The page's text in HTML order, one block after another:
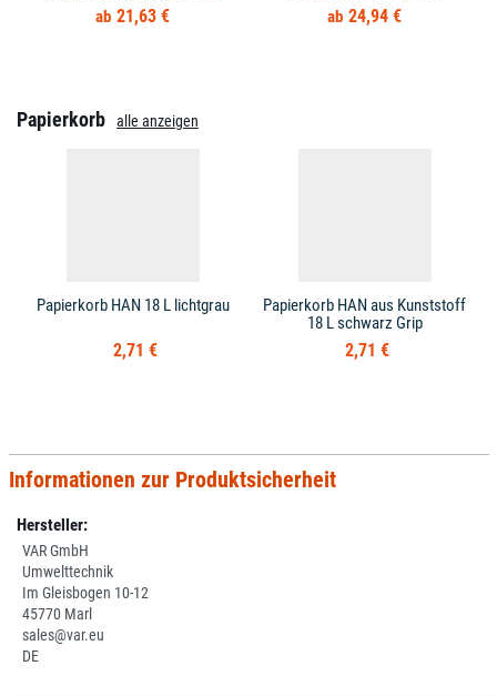
21,63 € 24,94 €
Papierkorb alle anzeigen
Papierkorb HAN 18 L lichtgrau
2,71 €
Papierkorb HAN aus Kunststoff
18 L schwarz Grip
2,71 €
Informationen zur Produktsicherheit
Hersteller:
VAR GmbH
Umwelttechnik
Im Gleisbogen 10-12
45770 Marl
sales@var.eu
DE